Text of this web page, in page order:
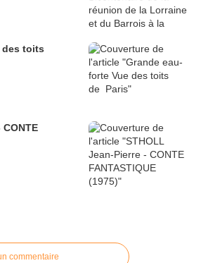
des toits
commentaire